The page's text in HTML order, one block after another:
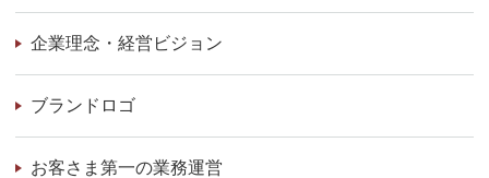
企業理念・経営ビジョン
ブランドロゴ
お客さま第一の業務運営